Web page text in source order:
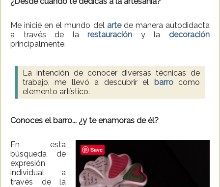
Me inicié en el mundo del artede manera autodidacta
a través de larestauración y la decoración
principalmente.
La intención de conocer diversas técnicas de
trabajo, me llevó a descubrir el barrocomo
elemento artístico.
Conoces el barro... ¿y te enamoras de él?
En esta
búsqueda de
expresión
individual a
través de la
Save